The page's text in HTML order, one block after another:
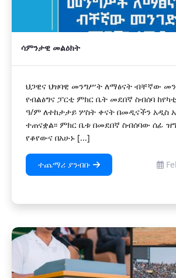
ሳምንታዊ መልዕክት
ህጋዊና ህዝባዊ መንግሥት ለማፅናት ብቸኛው
የብልፅግና ፓርቲ ምክር ቤት መደበኛ ስብሰባ
ዓ/ም ለተከታታይ ሦስት ቀናት በመዲናችን አዲስ
ተጠናቋል፡፡ ምክር ቤቱ በመደበኛ ስብሰባው ሰፊ
የቆየውና በአሁኑ [...]
ተጨማሪ ያንብቡ